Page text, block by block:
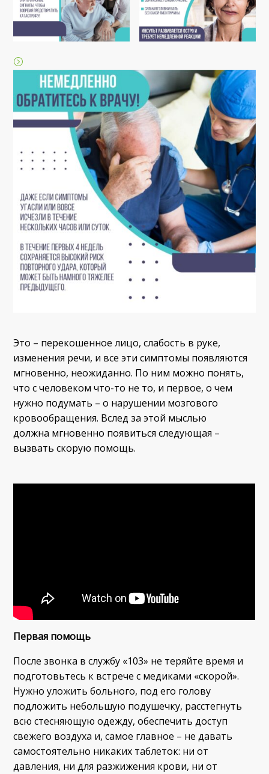
Это – перекошенное лицо, слабость в руке,
изменения речи, и все эти симптомы появляются
мгновенно, неожиданно. По ним можно понять,
что с человеком что-то не то, и первое, о чем
нужно подумать – о нарушении мозгового
кровообращения. Вслед за этой мыслью
должна мгновенно появиться следующая –
вызвать скорую помощь.
Первая помощь
После звонка в службу «103» не теряйте время и
подготовьтесь к встрече с медиками «скорой».
Нужно уложить больного, под его голову
подложить небольшую подушечку, расстегнуть
всю стесняющую одежду, обеспечить доступ
свежего воздуха и, самое главное – не давать
самостоятельно никаких таблеток: ни от
давления, ни для разжижения крови, ни от